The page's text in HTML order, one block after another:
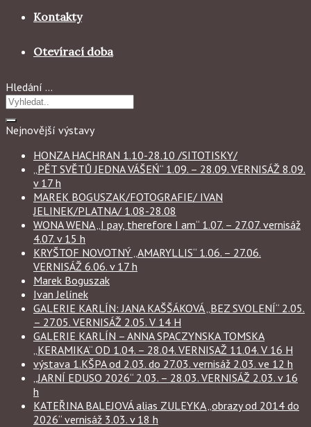
Kontakty
Otevírací doba
Hledání …
Nejnovější výstavy
HONZA HACHRAN 1.10-28.10 /SITOTISKY/
„PĚT SVĚTŮ JEDNA VÁŠEŃ“ 1.09. – 28.09. VERNISÁŽ 8.09.
v 17 h
MAREK BOGUSZAK/FOTOGRAFIE/ IVAN
JELINEK/PLATNA/ 1.08-28.08
WONA WENA „I pay, therefore I am“ 1.07. – 27.07. vernisáž
4.07. v 15 h
KRYŠTOF NOVOTNÝ „AMARYLLIS“ 1.06. – 27.06.
VERNISÁŽ 6.06. v 17 h
Marek Boguszak
Ivan Jelínek
GALERIE KARLÍN: JANA KAŠŠÁKOVÁ „BEZ SVOLENÍ“ 2.05.
– 27.05. VERNISÁŽ 2.05. V 14 H
GALERIE KARLÍN – ANNA SPACZYNSKA TOMSKA
„KERAMIKA“ OD 1.04. – 28.04. VERNISAŽ 11.04. V 16 H
výstava 1.KŠPA od 2.03. do 27.03. vernisáž 2.03. ve 12 h
„JARNÍ EDUSO 2026“ 2.03. – 28.03. VERNISÁŽ 2.03. v 16
h
KATEŘINA BALEJOVÁ alias ZULEYKA „obrazy od 2014 do
2026“ vernisáž 3.03. v 18 h